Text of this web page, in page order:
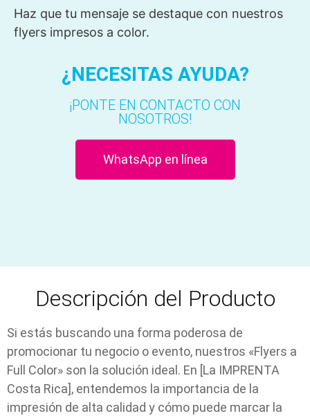
Haz que tu mensaje se destaque con nuestros
flyers impresos a color.
¿NECESITAS AYUDA?
¡PONTE EN CONTACTO CON
NOSOTROS!
WhatsApp en línea
Descripción del Producto
Si estás buscando una forma poderosa de
promocionar tu negocio o evento, nuestros «Flyers a
Full Color» son la solución ideal. En [La IMPRENTA
Costa Rica], entendemos la importancia de la
impresión de alta calidad y cómo puede marcar la